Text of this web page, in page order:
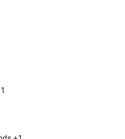
на
Если вы
строительное
компанию или
с регулярным
то у нас для вас есть
Мы обеспечиваем
расценки на прием и
гарантируем
для наших
Мы понимаем важность
именно поэтому ваше